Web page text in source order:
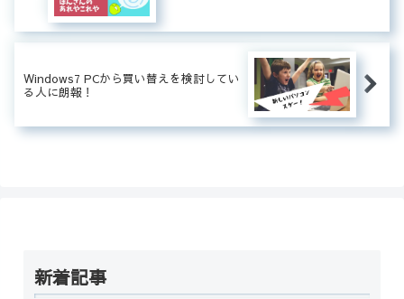
Windows7 PCから買い替えを検討してい
る人に朗報！
新着記事